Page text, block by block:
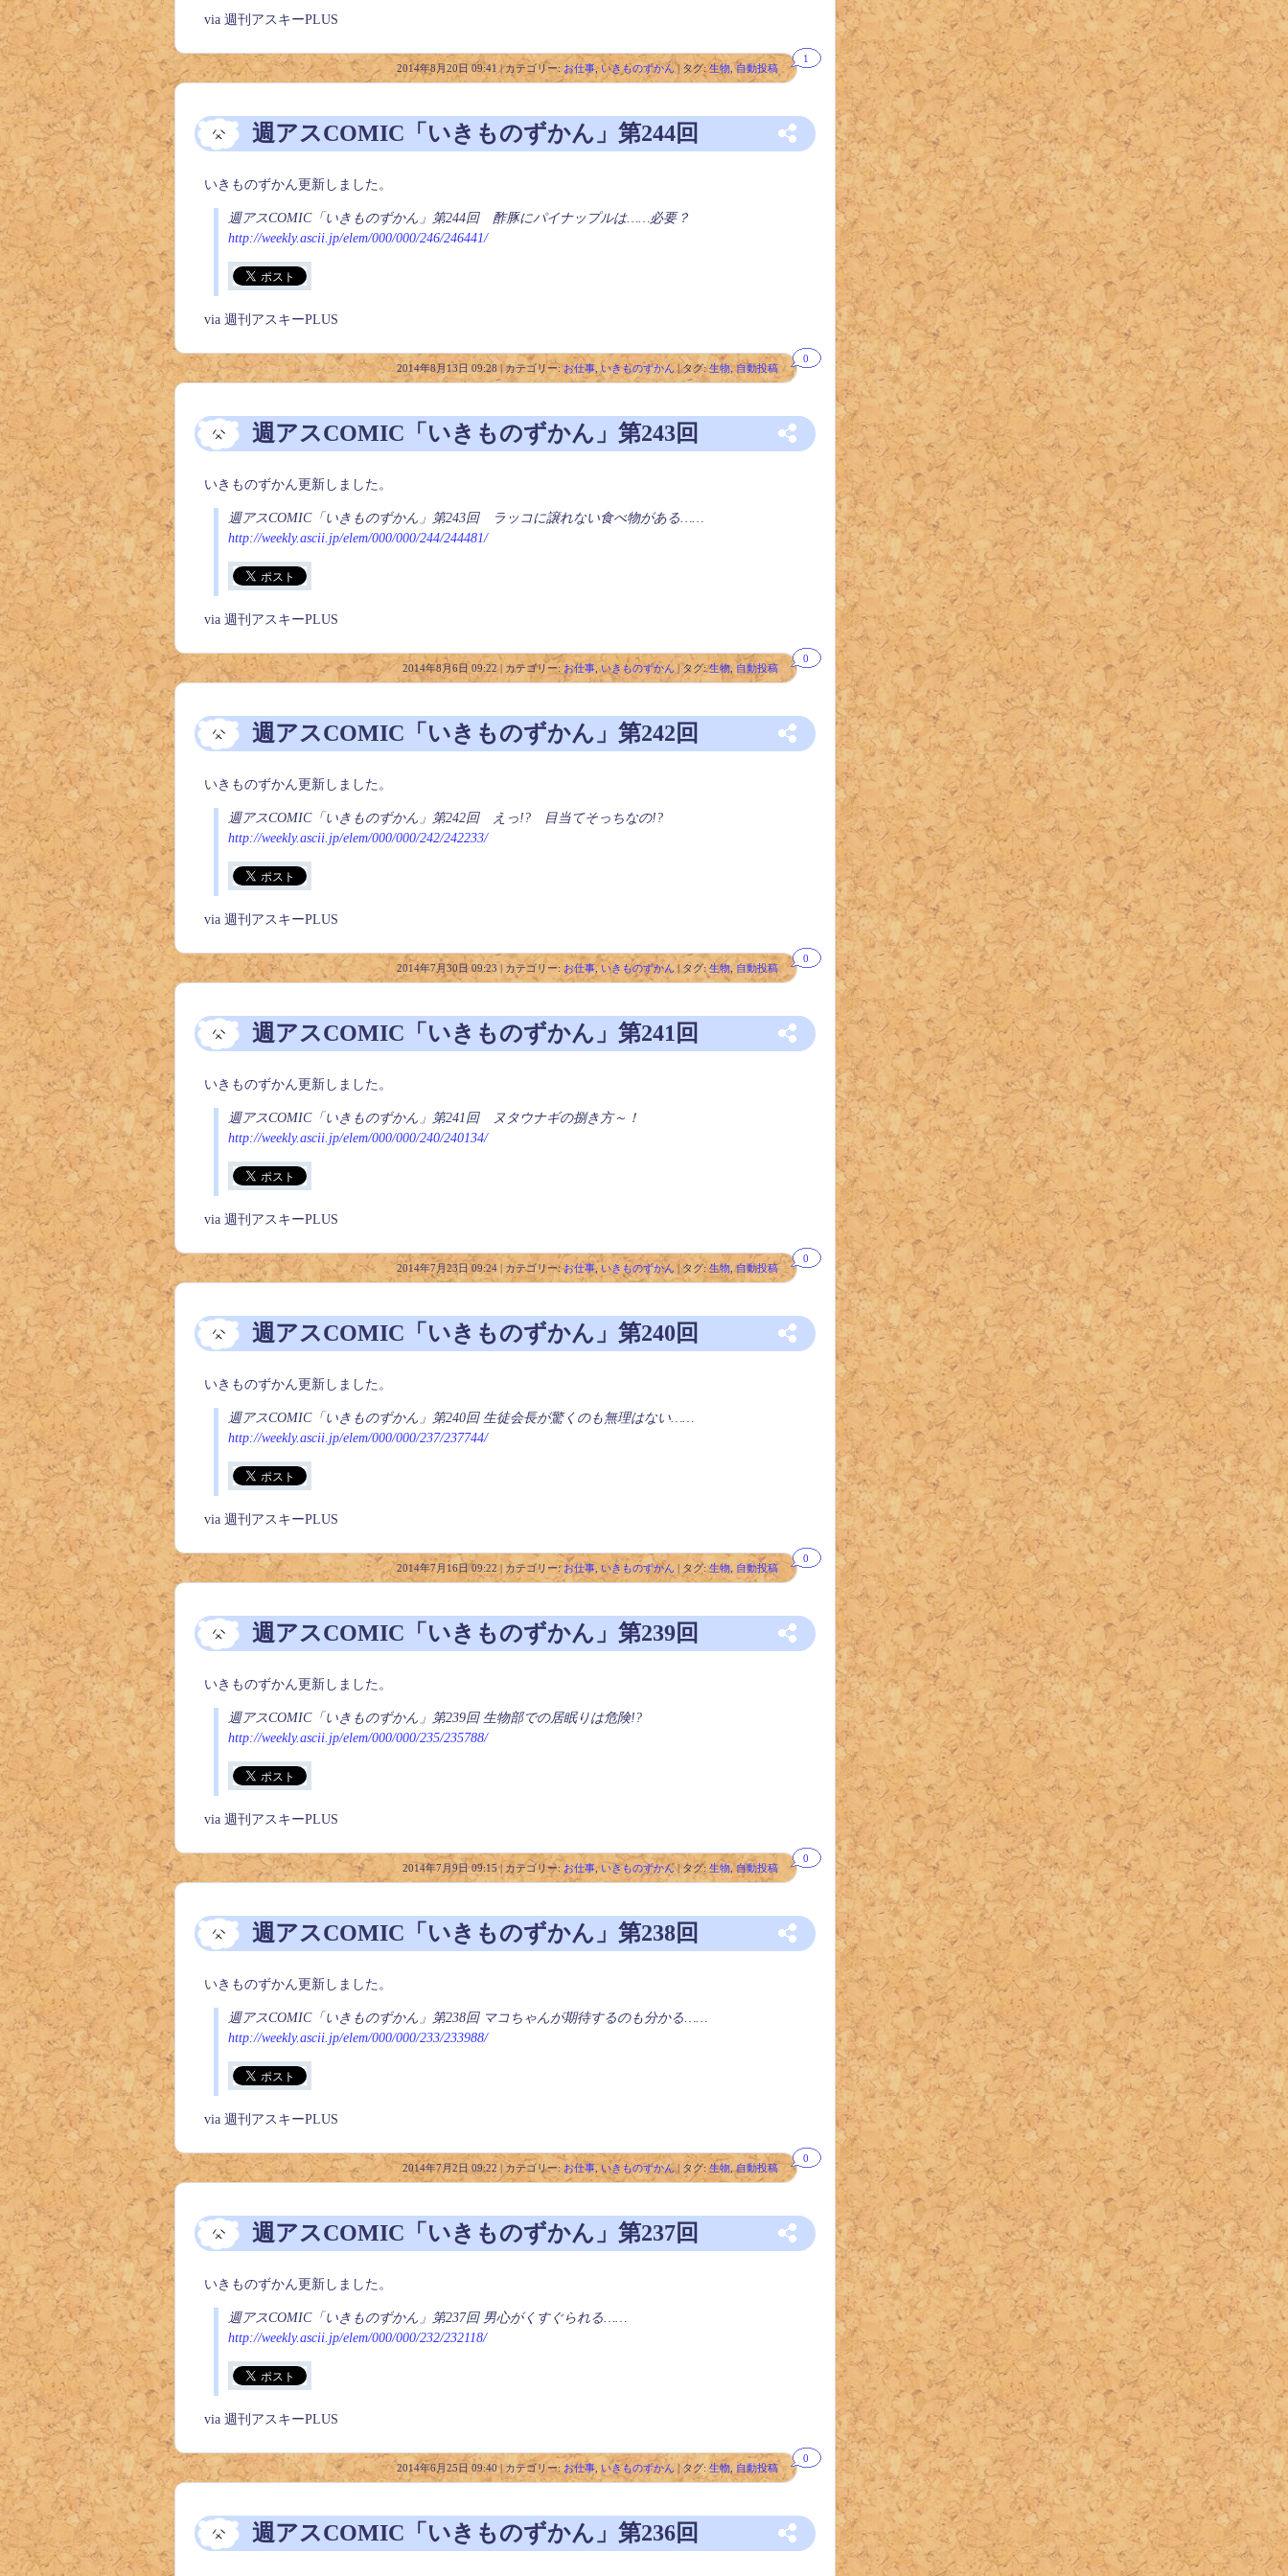
via 週刊アスキーPLUS
2014年8月20日 09:41 | カテゴリー: お仕事, いきものずかん| タグ: 生物,自動投稿
1
週アスCOMIC「いきものずかん」第244回
いきものずかん更新しました。
週アスCOMIC「いきものずかん」第244回 酢豚にパイナップルは……必要？
http://weekly.ascii.jp/elem/000/000/246/246441/
via 週刊アスキーPLUS
2014年8月13日 09:28 | カテゴリー:お仕事,いきものずかん | タグ:生物,自動投稿
0
週アスCOMIC「いきものずかん」第243回
いきものずかん更新しました。
週アスCOMIC「いきものずかん」第243回 ラッコに譲れない食べ物がある……
http://weekly.ascii.jp/elem/000/000/244/244481/
via 週刊アスキーPLUS
2014年8月6日 09:22 | カテゴリー: お仕事, いきものずかん | タグ:生物, 自動投稿
0
週アスCOMIC「いきものずかん」第242回
いきものずかん更新しました。
週アスCOMIC「いきものずかん」第242回 えっ!? 目当てそっちなの!?
http://weekly.ascii.jp/elem/000/000/242/242233/
via 週刊アスキーPLUS
2014年7月30日 09:23 | カテゴリー: お仕事, いきものずかん| タグ: 生物, 自動投稿
0
週アスCOMIC「いきものずかん」第241回
いきものずかん更新しました。
週アスCOMIC「いきものずかん」第241回 ヌタウナギの捌き方～！
http://weekly.ascii.jp/elem/000/000/240/240134/
via 週刊アスキーPLUS
2014年7月23日 09:24 | カテゴリー:お仕事, いきものずかん | タグ:生物,自動投稿
0
週アスCOMIC「いきものずかん」第240回
いきものずかん更新しました。
週アスCOMIC「いきものずかん」第240回 生徒会長が驚くのも無理はない……
http://weekly.ascii.jp/elem/000/000/237/237744/
via 週刊アスキーPLUS
2014年7月16日 09:22 | カテゴリー:お仕事, いきものずかん | タグ:生物, 自動投稿
0
週アスCOMIC「いきものずかん」第239回
いきものずかん更新しました。
週アスCOMIC「いきものずかん」第239回 生物部での居眠りは危険!?
http://weekly.ascii.jp/elem/000/000/235/235788/
via 週刊アスキーPLUS
2014年7月9日 09:15 | カテゴリー: お仕事,いきものずかん| タグ: 生物,自動投稿
0
週アスCOMIC「いきものずかん」第238回
いきものずかん更新しました。
週アスCOMIC「いきものずかん」第238回 マコちゃんが期待するのも分かる……
http://weekly.ascii.jp/elem/000/000/233/233988/
via 週刊アスキーPLUS
2014年7月2日 09:22 | カテゴリー: お仕事, いきものずかん| タグ: 生物,自動投稿
0
週アスCOMIC「いきものずかん」第237回
いきものずかん更新しました。
週アスCOMIC「いきものずかん」第237回 男心がくすぐられる……
http://weekly.ascii.jp/elem/000/000/232/232118/
via 週刊アスキーPLUS
2014年6月25日 09:40 | カテゴリー: お仕事, いきものずかん | タグ:生物, 自動投稿
0
週アスCOMIC「いきものずかん」第236回